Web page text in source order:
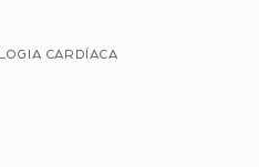
CARDÍACA